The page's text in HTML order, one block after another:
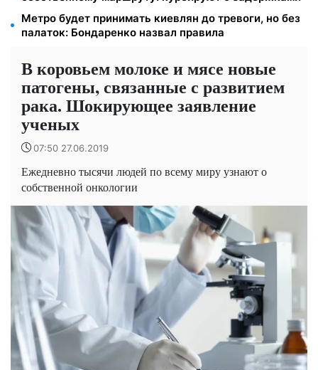
Метро будет принимать киевлян до тревоги, но без
палаток: Бондаренко назвал правила
В коровьем молоке и мясе новые
патогены, связанные с развитием
рака. Шокирующее заявление
ученых
07:50 27.06.2019
Ежедневно тысячи людей по всему миру узнают о
собственной онкологии